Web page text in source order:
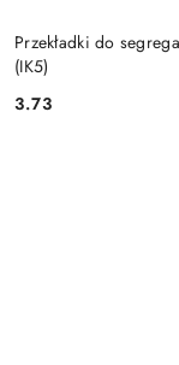
Przekładki do
(IK5)
Cena:
3.73